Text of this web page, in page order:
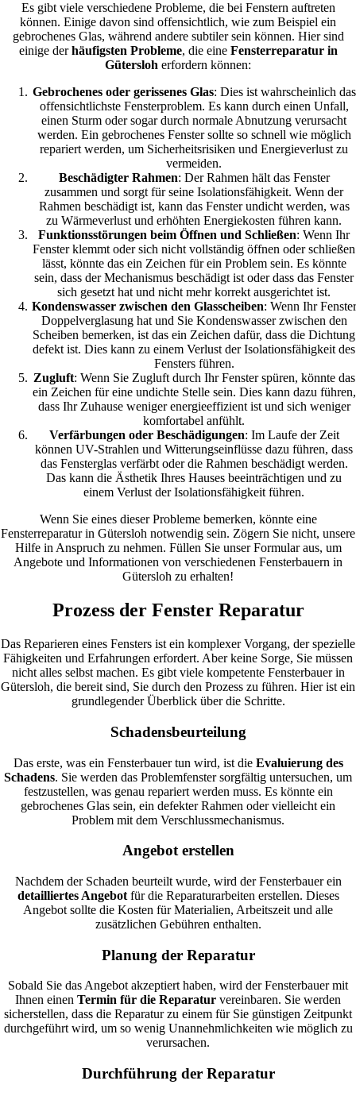
Es gibt viele verschiedene Probleme, die bei Fenstern auftreten
können. Einige davon sind offensichtlich, wie zum Beispiel ein
gebrochenes Glas, während andere subtiler sein können. Hier sind
einige derhäufigsten Probleme, die eine Fensterreparatur in
Gütersloh erfordern können:
Gebrochenes oder gerissenes Glas: Dies ist wahrscheinlich das
offensichtlichste Fensterproblem. Es kann durch einen Unfall,
einen Sturm oder sogar durch normale Abnutzung verursacht
werden. Ein gebrochenes Fenster sollte so schnell wie möglich
repariert werden, um Sicherheitsrisiken und Energieverlust zu
vermeiden.
Beschädigter Rahmen: Der Rahmen hält das Fenster
zusammen und sorgt für seine Isolationsfähigkeit. Wenn der
Rahmen beschädigt ist, kann das Fenster undicht werden, was
zu Wärmeverlust und erhöhten Energiekosten führen kann.
Funktionsstörungen beim Öffnen und Schließen: Wenn Ihr
Fenster klemmt oder sich nicht vollständig öffnen oder schließen
lässt, könnte das ein Zeichen für ein Problem sein. Es könnte
sein, dass der Mechanismus beschädigt ist oder dass das Fenster
sich gesetzt hat und nicht mehr korrekt ausgerichtet ist.
Kondenswasser zwischen den Glasscheiben: Wenn Ihr Fenster
Doppelverglasung hat und Sie Kondenswasser zwischen den
Scheiben bemerken, ist das ein Zeichen dafür, dass die Dichtung
defekt ist. Dies kann zu einem Verlust der Isolationsfähigkeit des
Fensters führen.
Zugluft: Wenn Sie Zugluft durch Ihr Fenster spüren, könnte das
ein Zeichen für eine undichte Stelle sein. Dies kann dazu führen,
dass Ihr Zuhause weniger energieeffizient ist und sich weniger
komfortabel anfühlt.
Verfärbungen oder Beschädigungen: Im Laufe der Zeit
können UV-Strahlen und Witterungseinflüsse dazu führen, dass
das Fensterglas verfärbt oder die Rahmen beschädigt werden.
Das kann die Ästhetik Ihres Hauses beeinträchtigen und zu
einem Verlust der Isolationsfähigkeit führen.
Wenn Sie eines dieser Probleme bemerken, könnte eine
Fensterreparatur in Gütersloh notwendig sein. Zögern Sie nicht, unsere
Hilfe in Anspruch zu nehmen. Füllen Sie unser Formular aus, um
Angebote und Informationen von verschiedenen Fensterbauern in
Gütersloh zu erhalten!
Prozess der Fenster Reparatur
Das Reparieren eines Fensters ist ein komplexer Vorgang, der spezielle
Fähigkeiten und Erfahrungen erfordert. Aber keine Sorge, Sie müssen
nicht alles selbst machen. Es gibt viele kompetente Fensterbauer in
Gütersloh, die bereit sind, Sie durch den Prozess zu führen. Hier ist ein
grundlegender Überblick über die Schritte.
Schadensbeurteilung
Das erste, was ein Fensterbauer tun wird, ist die Evaluierung des
Schadens. Sie werden das Problemfenster sorgfältig untersuchen, um
festzustellen, was genau repariert werden muss. Es könnte ein
gebrochenes Glas sein, ein defekter Rahmen oder vielleicht ein
Problem mit dem Verschlussmechanismus.
Angebot erstellen
Nachdem der Schaden beurteilt wurde, wird der Fensterbauer ein
detailliertes Angebotfür die Reparaturarbeiten erstellen. Dieses
Angebot sollte die Kosten für Materialien, Arbeitszeit und alle
zusätzlichen Gebühren enthalten.
Planung der Reparatur
Sobald Sie das Angebot akzeptiert haben, wird der Fensterbauer mit
Ihnen einen Termin für die Reparatur vereinbaren. Sie werden
sicherstellen, dass die Reparatur zu einem für Sie günstigen Zeitpunkt
durchgeführt wird, um so wenig Unannehmlichkeiten wie möglich zu
verursachen.
Durchführung der Reparatur